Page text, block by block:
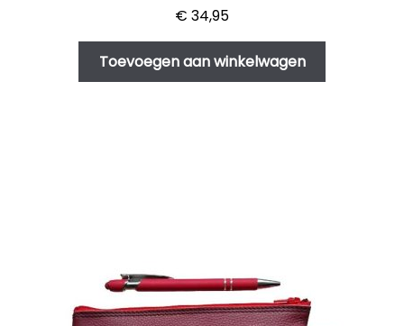
€ 34,95
Toevoegen aan winkelwagen